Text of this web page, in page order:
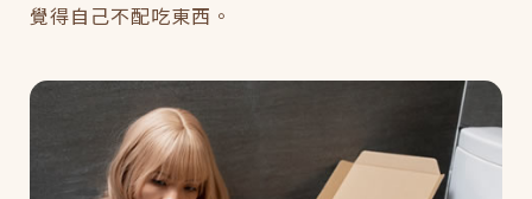
覺得自己不配吃東西。